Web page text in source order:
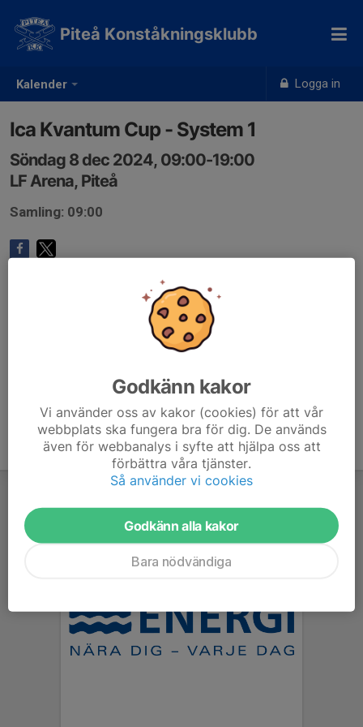
Kalender Logga in
Piteå Konståkningsklubb
Ica Kvantum Cup - System 1
Söndag 8 dec 2024, 09:00-19:00
LF Arena, Piteå
Samling: 09:00
Godkänn kakor
Vi använder oss av kakor (cookies) för att vår
webbplats ska fungera bra för dig. De används
även för webbanalys i syfte att hjälpa oss att
förbättra våra tjänster.
Så använder vi cookies
Godkänn alla kakor
Bara nödvändiga